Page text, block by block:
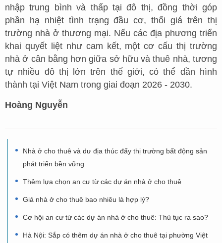
nhập trung bình và thấp tại đô thị, đồng thời góp
phần hạ nhiệt tình trạng đầu cơ, thổi giá trên thị
trường nhà ở thương mại. Nếu các địa phương triển
khai quyết liệt như cam kết, một cơ cấu thị trường
nhà ở cân bằng hơn giữa sở hữu và thuê nhà, tương
tự nhiều đô thị lớn trên thế giới, có thể dần hình
thành tại Việt Nam trong giai đoạn 2026 - 2030.
Hoàng Nguyễn
Nhà ở cho thuê và dư địa thúc đẩy thị trường bất động sản
phát triển bền vững
Thêm lựa chọn an cư từ các dự án nhà ở cho thuê
Giá nhà ở cho thuê bao nhiêu là hợp lý?
Cơ hội an cư từ các dự án nhà ở cho thuê: Thủ tục ra sao?
Hà Nội: Sắp có thêm dự án nhà ở cho thuê tại phường Việt